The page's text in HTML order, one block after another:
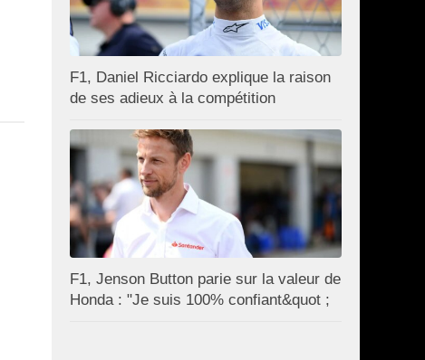
F1, Daniel Ricciardo explique la raison
de ses adieux à la compétition
F1, Jenson Button parie sur la valeur de
Honda : "Je suis 100% confiant&quot ;